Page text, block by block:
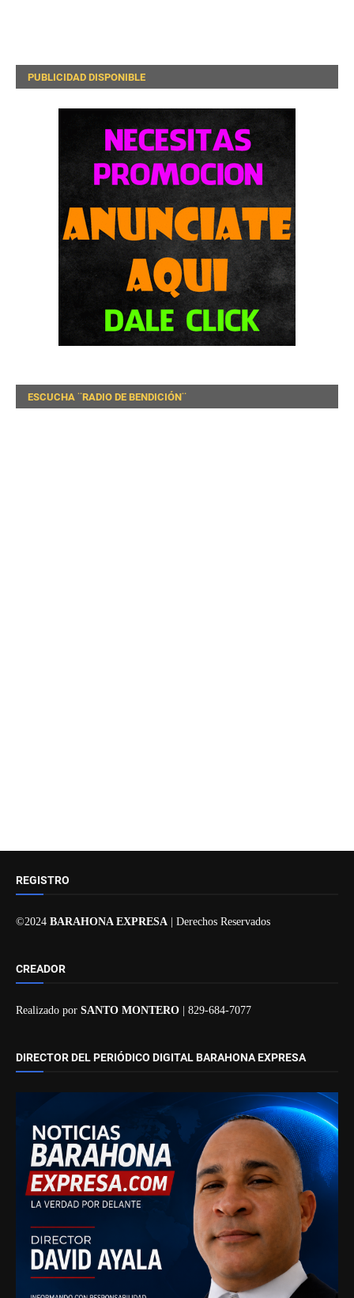
PUBLICIDAD DISPONIBLE
ESCUCHA ¨RADIO DE BENDICIÓN¨
REGISTRO
©2024 BARAHONA EXPRESA | Derechos Reservados
CREADOR
Realizado por SANTO MONTERO | 829-684-7077
DIRECTOR DEL PERIÓDICO DIGITAL BARAHONA EXPRESA